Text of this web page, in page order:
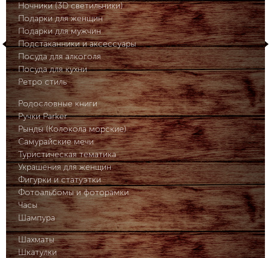
Ночники (3D светильники)
Подарки для женщин
Подарки для мужчин
Подстаканники и аксессуары
Посуда для алкоголя
Посуда для кухни
Ретро стиль
Родословные книги
Ручки Parker
Рынды (Колокола морские)
Самурайские мечи
Туристическая тематика
Украшения для женщин
Фигурки и статуэтки
Фотоальбомы и фоторамки
Часы
Шампура
Шахматы
Шкатулки